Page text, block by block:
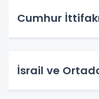
Cumhur
İsrail ve